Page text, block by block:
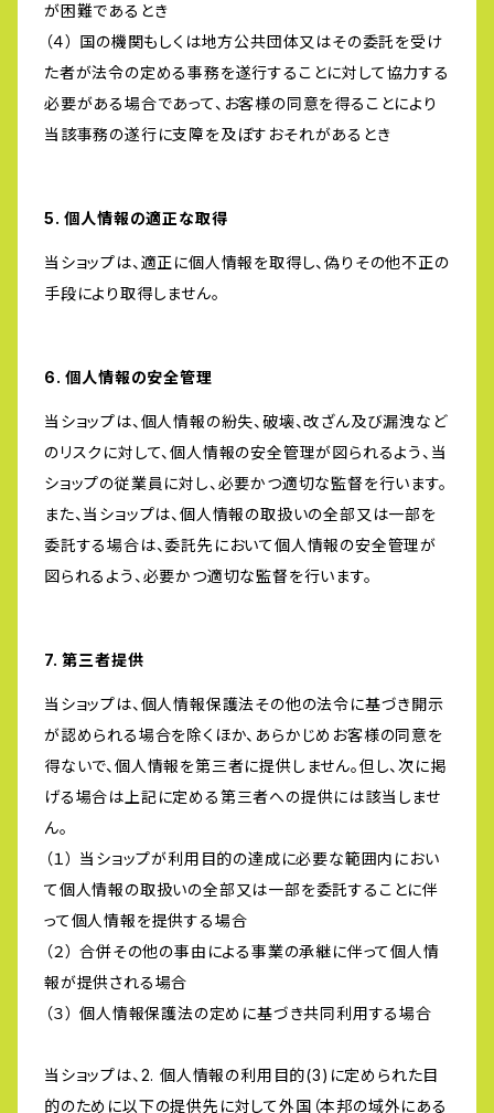
が困難であるとき
（４） 国の機関もしくは地方公共団体又はその委託を受け
た者が法令の定める事務を遂行することに対して協力する
必要がある場合であって、お客様の同意を得ることにより
当該事務の遂行に支障を及ぼすおそれがあるとき
5. 個人情報の適正な取得
当ショップは、適正に個人情報を取得し、偽りその他不正の
手段により取得しません。
6. 個人情報の安全管理
当ショップは、個人情報の紛失、破壊、改ざん及び漏洩など
のリスクに対して、個人情報の安全管理が図られるよう、当
ショップの従業員に対し、必要かつ適切な監督を行います。
また、当ショップは、個人情報の取扱いの全部又は一部を
委託する場合は、委託先において個人情報の安全管理が
図られるよう、必要かつ適切な監督を行います。
7. 第三者提供
当ショップは、個人情報保護法その他の法令に基づき開示
が認められる場合を除くほか、あらかじめお客様の同意を
得ないで、個人情報を第三者に提供しません。但し、次に掲
げる場合は上記に定める第三者への提供には該当しませ
ん。
（１） 当ショップが利用目的の達成に必要な範囲内におい
て個人情報の取扱いの全部又は一部を委託することに伴
って個人情報を提供する場合
（２） 合併その他の事由による事業の承継に伴って個人情
報が提供される場合
（３） 個人情報保護法の定めに基づき共同利用する場合
当ショップは、2. 個人情報の利用目的(3)に定められた目
的のために以下の提供先に対して外国（本邦の域外にある